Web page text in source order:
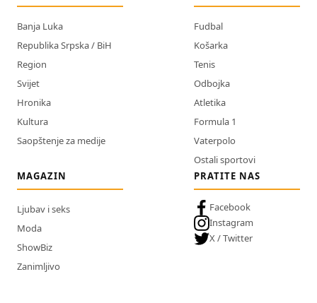
Banja Luka
Republika Srpska / BiH
Region
Svijet
Hronika
Kultura
Saopštenje za medije
Fudbal
Košarka
Tenis
Odbojka
Atletika
Formula 1
Vaterpolo
Ostali sportovi
MAGAZIN
Ljubav i seks
Moda
ShowBiz
Zanimljivo
PRATITE NAS
Facebook
Instagram
X / Twitter